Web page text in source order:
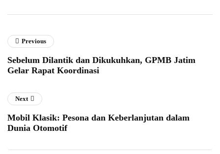
Previous
Sebelum Dilantik dan Dikukuhkan, GPMB Jatim
Gelar Rapat Koordinasi
Next
Mobil Klasik: Pesona dan Keberlanjutan dalam
Dunia Otomotif